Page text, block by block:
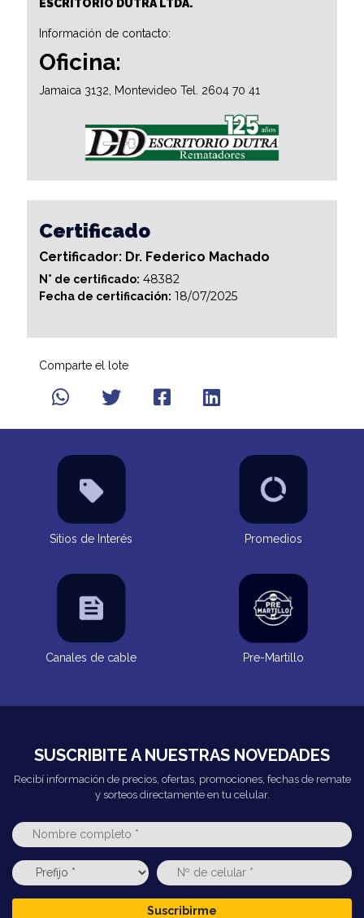
ESCRITORIO DUTRA LTDA.
Información de contacto:
Oficina:
Jamaica 3132, Montevideo Tel. 2604 70 41
Certificado
Certificador: Dr. Federico Machado
N° de certificado: 48382
Fecha de certificación: 18/07/2025
Comparte el lote
Sitios de Interés Promedios
Canales de cable Pre-Martillo
SUSCRIBITE A NUESTRAS NOVEDADES
Recibí información de precios, ofertas, promociones, fechas de remate
y sorteos directamente en tu celular.
Suscribirme